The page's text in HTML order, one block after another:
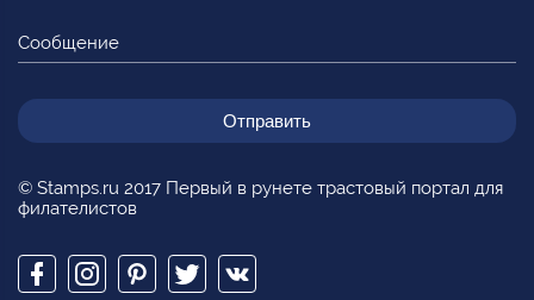
© Stamps.ru 2017 Первый в рунете трастовый портал для
филателистов
Сообщение